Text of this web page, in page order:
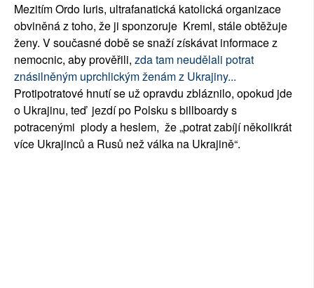
Mezitím Ordo Iuris, ultrafanatická katolická organizace
obviněná z toho, že ji sponzoruje Kreml, stále obtěžuje
ženy. V současné době se snaží získávat informace z
nemocnic, aby prověřili, zda tam neudělali potrat
znásilněným uprchlickým ženám z Ukrajiny...
Protipotratové hnutí se už opravdu zbláznilo, opokud jde
o Ukrajinu, teď jezdí po Polsku s billboardy s
potracenými plody a heslem, že „potrat zabíjí několikrát
více Ukrajinců a Rusů než válka na Ukrajině“.